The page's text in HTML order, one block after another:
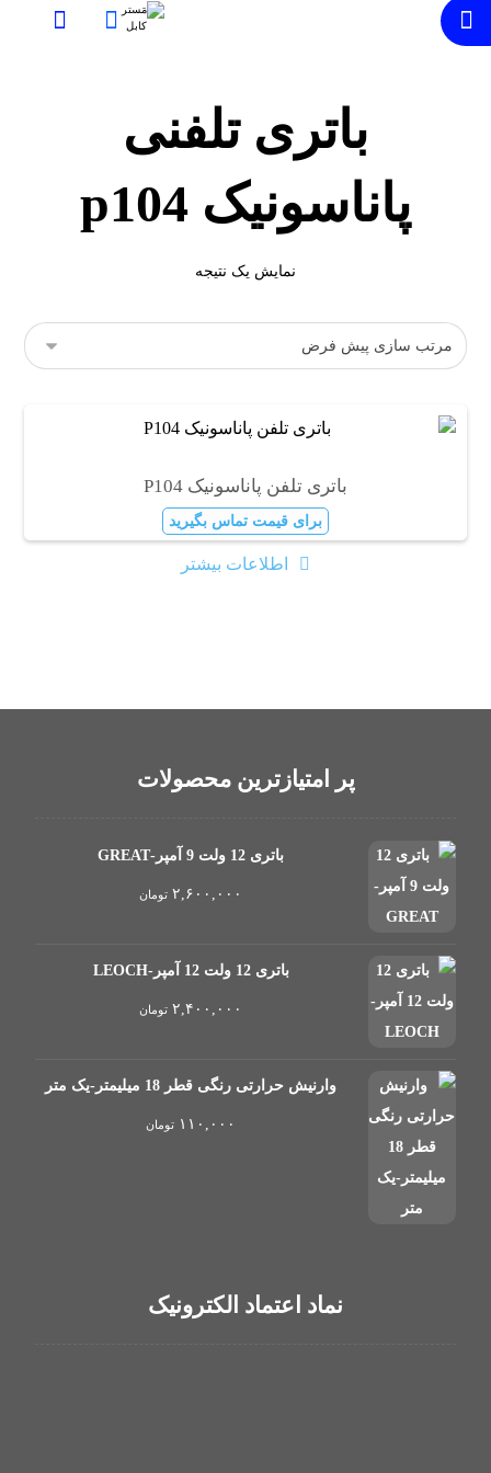
باتری تلفنی
پاناسونیک p104
نمایش یک نتیجه
باتری تلفن پاناسونیک P104
برای قیمت تماس بگیرید
اطلاعات بیشتر
پر امتیازترین محصولات
باتری 12 ولت 9 آمپر-GREAT
۲,۶۰۰,۰۰۰ تومان
باتری 12 ولت 12 آمپر-LEOCH
۲,۴۰۰,۰۰۰ تومان
وارنیش حرارتی رنگی قطر 18 میلیمتر-یک متر
۱۱۰,۰۰۰ تومان
نماد اعتماد الکترونیک